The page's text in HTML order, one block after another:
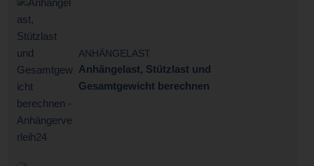
ANHÄNGELAST
Anhängelast, Stützlast und
Gesamtgewicht berechnen